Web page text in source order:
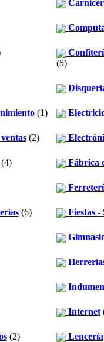
(5)
(1)
(2)
Fábrica
(6) Fiestas -
Internet
(2) Lencería